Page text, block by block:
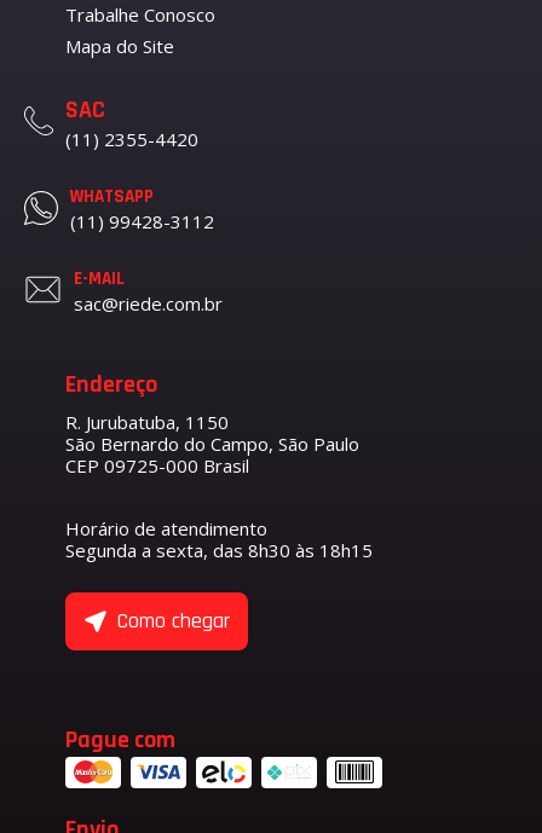
Trabalhe Conosco
Mapa do Site
SAC
(11) 2355-4420
WHATSAPP
(11) 99428-3112
E-MAIL
sac@riede.com.br
Endereço
R. Jurubatuba, 1150
São Bernardo do Campo, São Paulo
CEP 09725-000 Brasil
Horário de atendimento
Segunda a sexta, das 8h30 às 18h15
Como chegar
Pague com